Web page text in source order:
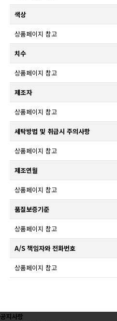
색상
상품페이지 참고
치수
상품페이지 참고
제조자
상품페이지 참고
세탁방법 및 취급시 주의사항
상품페이지 참고
제조연월
상품페이지 참고
품질보증기준
상품페이지 참고
A/S 책임자와 전화번호
상품페이지 참고
공지사항